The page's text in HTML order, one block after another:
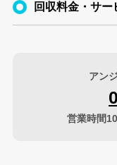
回収料金・サー
アン
営業時間